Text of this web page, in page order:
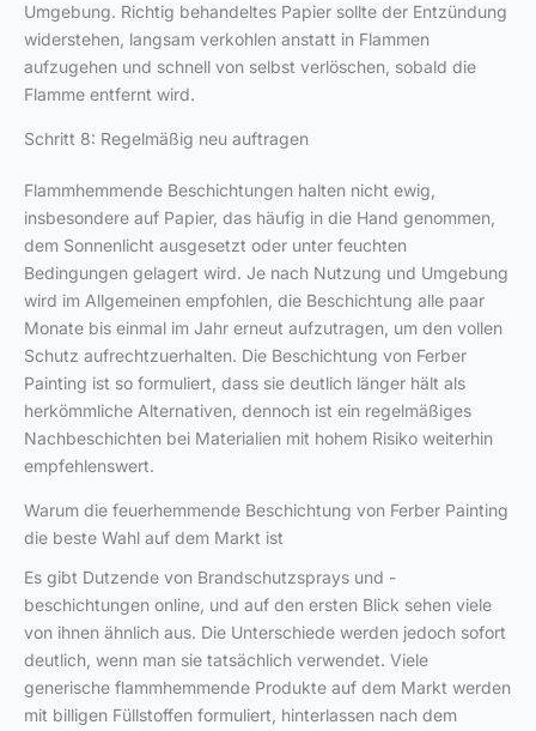
Umgebung. Richtig behandeltes Papier sollte der Entzündung
widerstehen, langsam verkohlen anstatt in Flammen
aufzugehen und schnell von selbst verlöschen, sobald die
Flamme entfernt wird.
Schritt 8: Regelmäßig neu auftragen
Flammhemmende Beschichtungen halten nicht ewig,
insbesondere auf Papier, das häufig in die Hand genommen,
dem Sonnenlicht ausgesetzt oder unter feuchten
Bedingungen gelagert wird. Je nach Nutzung und Umgebung
wird im Allgemeinen empfohlen, die Beschichtung alle paar
Monate bis einmal im Jahr erneut aufzutragen, um den vollen
Schutz aufrechtzuerhalten. Die Beschichtung von Ferber
Painting ist so formuliert, dass sie deutlich länger hält als
herkömmliche Alternativen, dennoch ist ein regelmäßiges
Nachbeschichten bei Materialien mit hohem Risiko weiterhin
empfehlenswert.
Warum die feuerhemmende Beschichtung von Ferber Painting
die beste Wahl auf dem Markt ist
Es gibt Dutzende von Brandschutzsprays und -
beschichtungen online, und auf den ersten Blick sehen viele
von ihnen ähnlich aus. Die Unterschiede werden jedoch sofort
deutlich, wenn man sie tatsächlich verwendet. Viele
generische flammhemmende Produkte auf dem Markt werden
mit billigen Füllstoffen formuliert, hinterlassen nach dem